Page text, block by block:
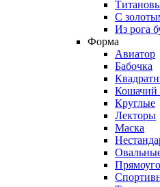
С
Из рога
Форма
Авиатор
Бабочка
Кошачий
Круглые
Лекторы
Маска